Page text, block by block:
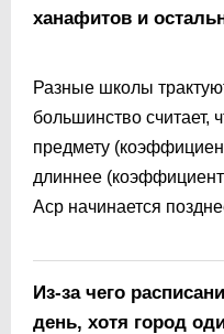
ханафитов и
Разные школы
большинство считает,
предмету
длиннее
Аср начинается
Из-за чего
день, хотя город